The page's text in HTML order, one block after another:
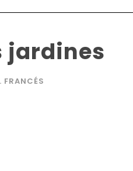
jardines
FRANCÉS